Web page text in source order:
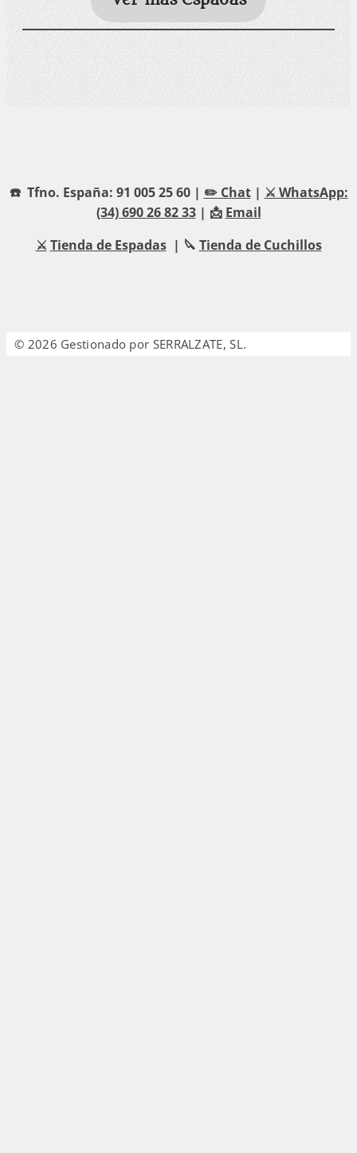
☎️ Tfno. España: 91 005 25 60 | ✏️ Chat| ⚔️ WhatsApp:
(34) 690 26 82 33| 📩 Email
⚔️ Tienda de Espadas| 🔪 Tienda de Cuchillos
© 2026 Gestionado por SERRALZATE, SL.